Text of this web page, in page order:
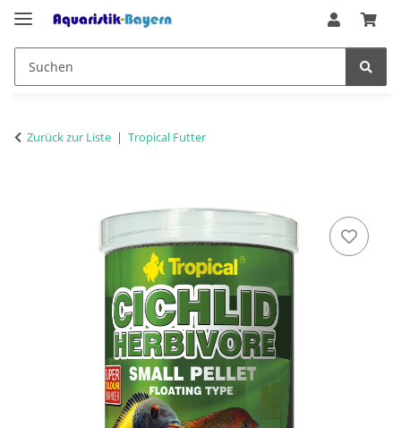
Zurück zur Liste Tropical Futter